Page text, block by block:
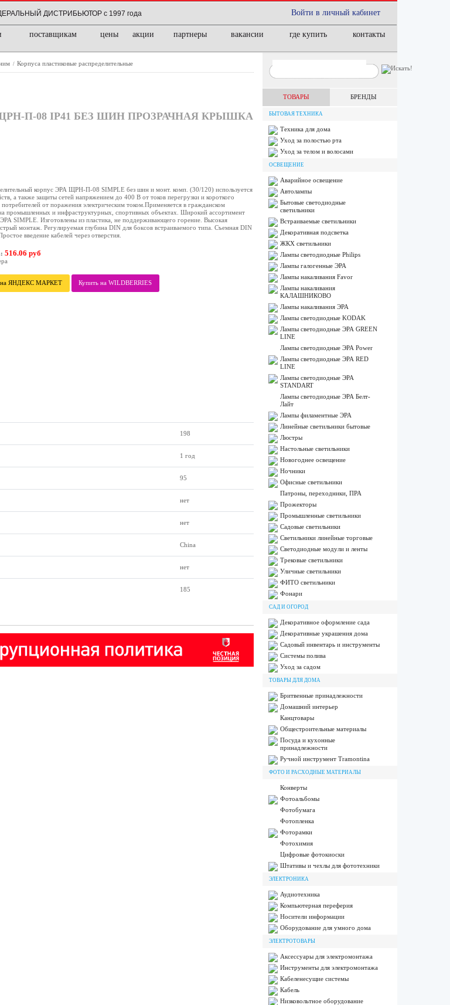
Войти в личный кабинет
ДИСТРИБЬЮТОР с 1997 года
поставщикам цены акции партнеры вакансии где купить контакты
/ Корпуса пластиковые распределительные
П-08 IP41 БЕЗ ШИН ПРОЗРАЧНАЯ КРЫШКА
корпус ЭРА ЩРН-П-08 SIMPLE без шин и монт. комп. (30/120) используется
а также защиты сетей напряжением до 400 В от токов перегрузки и короткого
от поражения электрическим током.Применяется в гражданском
на промышленных и инфраструктурных, спортивных объектах. Широкий ассортимент
SIMPLE. Изготовлены из пластика, не поддерживающего горение. Высокая
монтаж. Регулируемая глубина DIN для боксов встраиваемого типа. Съемная DIN
введение кабелей через отверстия.
516.06 руб
на ЯНДЕКС МАРКЕТ Купить на WILDBERRIES
198
1 год
95
нет
нет
China
нет
185
ТОВАРЫ БРЕНДЫ
БЫТОВАЯ ТЕХНИКА
Техника для дома
Уход за полостью рта
Уход за телом и волосами
ОСВЕЩЕНИЕ
Аварийное освещение
Автолампы
Бытовые светодиодные
светильники
Встраиваемые светильники
Декоративная подсветка
ЖКХ светильники
Лампы cветодиодные Philips
Лампы галогенные ЭРА
Лампы накаливания Favor
Лампы накаливания
КАЛАШНИКОВО
Лампы накаливания ЭРА
Лампы светодиодные KODAK
Лампы светодиодные ЭРА GREEN
LINE
Лампы светодиодные ЭРА Power
Лампы светодиодные ЭРА RED
LINE
Лампы светодиодные ЭРА
STANDART
Лампы светодиодные ЭРА Белт-
Лайт
Лампы филаментные ЭРА
Линейные светильники бытовые
Люстры
Настольные светильники
Новогоднее освещение
Ночники
Офисные светильники
Патроны, переходники, ПРА
Прожекторы
Промышленные светильники
Садовые светильники
Светильники линейные торговые
Светодиодные модули и ленты
Трековые светильники
Уличные светильники
ФИТО светильники
Фонари
САД И ОГОРОД
Декоративное оформление сада
Декоративные украшения дома
Садовый инвентарь и инструменты
Системы полива
Уход за садом
ТОВАРЫ ДЛЯ ДОМА
Бритвенные принадлежности
Домашний интерьер
Канцтовары
Общестроительные материалы
Посуда и кухонные
принадлежности
Ручной инструмент Tramontina
ФОТО И РАСХОДНЫЕ МАТЕРИАЛЫ
Конверты
Фотоальбомы
Фотобумага
Фотопленка
Фоторамки
Фотохимия
Цифровые фотокиоски
Штативы и чехлы для фототехники
ЭЛЕКТРОНИКА
Аудиотехника
Компьютерная переферия
Носители информации
Оборудование для умного дома
ЭЛЕКТРОТОВАРЫ
Аксессуары для электромонтажа
Инструменты для электромонтажа
Кабеленесущие системы
Кабель
Низковольтное оборудование